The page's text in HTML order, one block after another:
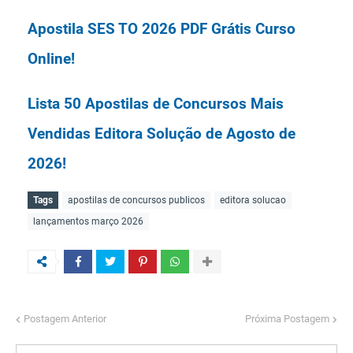
Apostila SES TO 2026 PDF Grátis Curso
Online!
Lista 50 Apostilas de Concursos Mais
Vendidas Editora Solução de Agosto de
2026!
Lista 50 Apostilas de Concursos Mais
Agosto de 2026!
Apostila Prefeitura de Paulínia SP 2026 PDF
Grátis Curso Online!
Tags apostilas de concursos publicos
editora solucao
lançamentos março 2026
Postagem Anterior Próxima Postagem